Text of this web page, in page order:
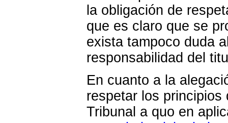
la obligación de
que es claro que se
exista tampoco duda
responsabilidad del
En cuanto a la
respetar los
Tribunal a quo en